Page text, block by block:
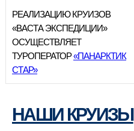
РЕАЛИЗАЦИЮ КРУИЗОВ
«ВАСТА ЭКСПЕДИЦИИ»
ОСУЩЕСТВЛЯЕТ
ТУРОПЕРАТОР«ПАНАРКТИК
СТАР»
НАШИ КРУИЗЫ